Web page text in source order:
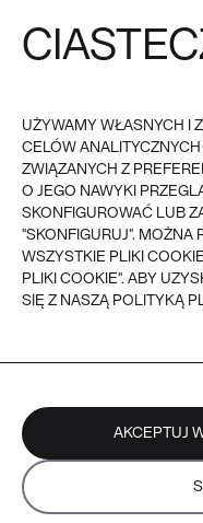
OBSŁUGA KLIENTA
PŁATNOŚĆ
DOSTAWA
ZWROTY
REKLAMACJE
VEER - 2026
UŻYWAMY WŁASNYCH I
CELÓW
ZWIĄZANYCH Z
O JEGO NAWYKI
SKONFIGUROWAĆ LUB
"SKONFIGURUJ". MOŻNA
WSZYSTKIE PLIKI
PLIKI COOKIE". ABY
SIĘ Z NASZĄ POLITYKĄ
AKCEPTUJ